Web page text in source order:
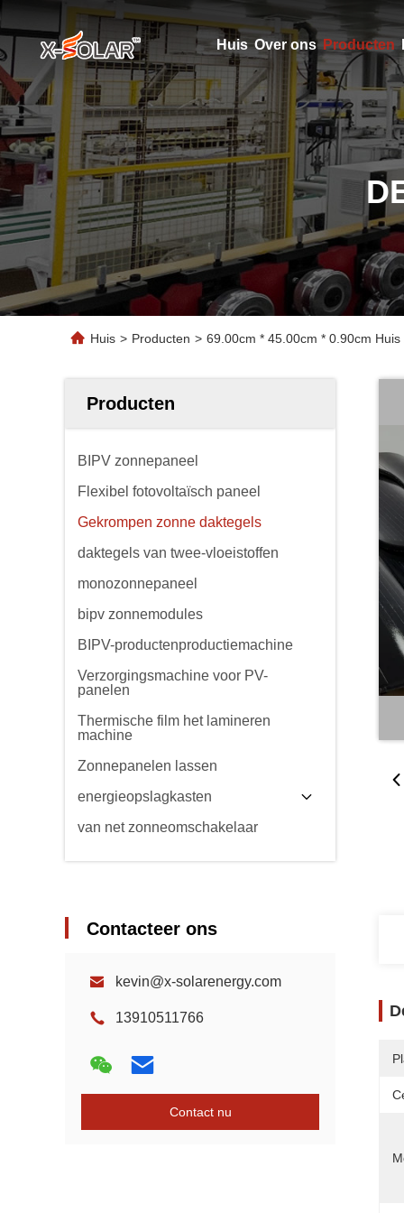
Huis Over ons Producten
Huis > Producten > 69.00cm * 45.00cm * 0.90cm
Producten
BIPV zonnepaneel
Flexibel fotovoltaïsch paneel
Gekrompen zonne daktegels
daktegels van twee-vloeistoffen
monozonnepaneel
bipv zonnemodules
BIPV-productenproductiemachine
Verzorgingsmachine voor PV-
panelen
Thermische film het lamineren
machine
Zonnepanelen lassen
energieopslagkasten
van net zonneomschakelaar
Contacteer ons
kevin@x-solarenergy.com
13910511766
Contact nu